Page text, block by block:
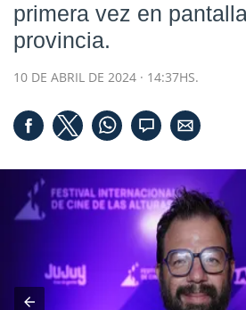
primera vez en
provincia.
10 DE ABRIL DE 2024 · 14:37HS.